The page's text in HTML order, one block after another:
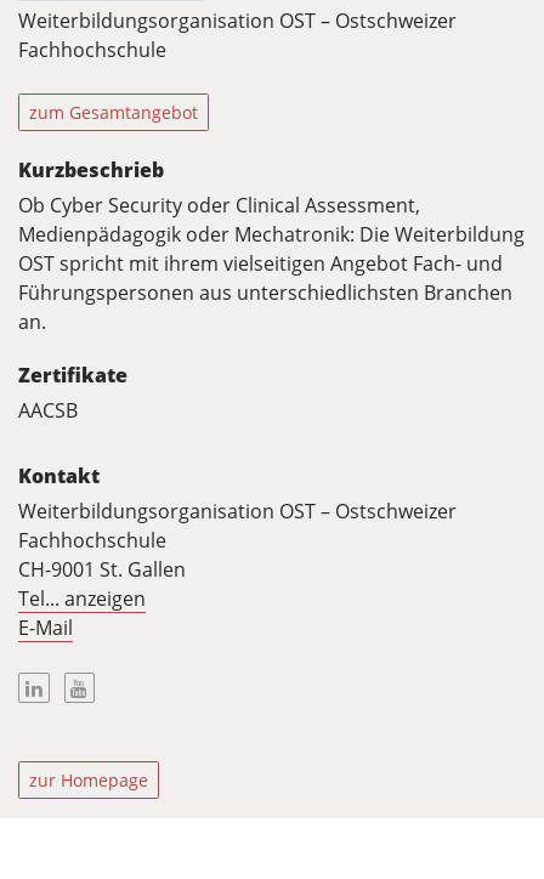
Weiterbildungsorganisation OST – Ostschweizer
Fachhochschule
zum Gesamtangebot
Kurzbeschrieb
Ob Cyber Security oder Clinical Assessment,
Medienpädagogik oder Mechatronik: Die Weiterbildung
OST spricht mit ihrem vielseitigen Angebot Fach- und
Führungspersonen aus unterschiedlichsten Branchen
an.
Zertifikate
AACSB
Kontakt
Weiterbildungsorganisation OST – Ostschweizer
Fachhochschule
CH-9001 St. Gallen
Tel... anzeigen
E-Mail
Linkedin
zur Homepage